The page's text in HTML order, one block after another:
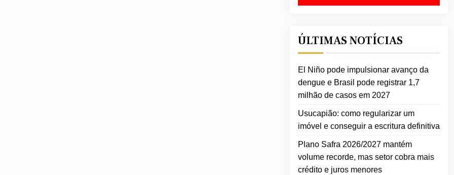
ÚLTIMAS NOTÍCIAS
El Niño pode impulsionar avanço da
dengue e Brasil pode registrar 1,7
milhão de casos em 2027
Usucapião: como regularizar um
imóvel e conseguir a escritura definitiva
Plano Safra 2026/2027 mantém
volume recorde, mas setor cobra mais
crédito e juros menores